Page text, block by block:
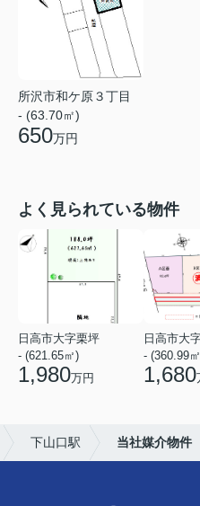
所沢市和ケ原３丁目
- (63.70㎡)
650万円
よく見られている物件
日高市大字栗坪
- (621.65㎡)
1,980万円
日高市大
- (360.99
1,680
下山口駅 当社媒介物